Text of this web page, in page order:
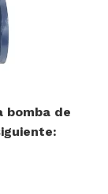
bomba de